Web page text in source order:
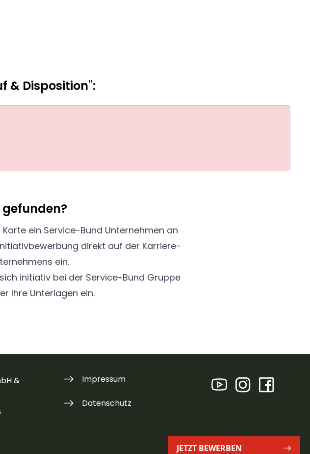
& Disposition":
ein Service-Bund Unternehmen an
direkt auf der Karriere-
ein.
initiativ bei der Service-Bund Gruppe
Ihre Unterlagen ein.
&
Impressum
Datenschutz
JETZT BEWERBEN